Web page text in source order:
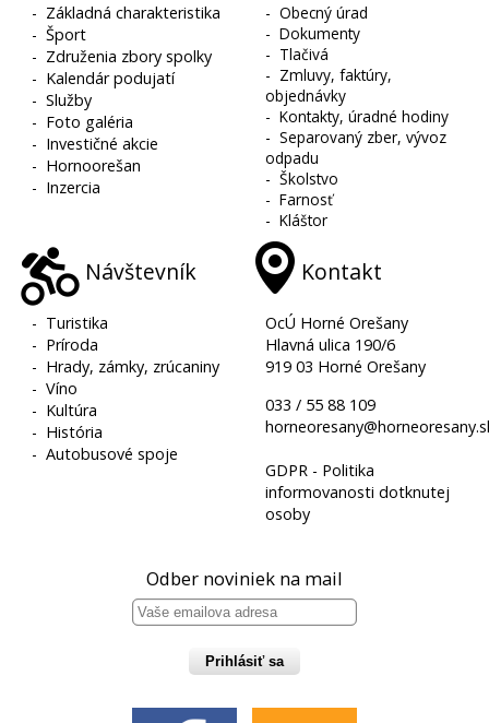
- Základná charakteristika
-Šport
- Združenia zbory spolky
- Kalendár podujatí
-Služby
- Foto galéria
- Investičné akcie
- Hornoorešan
- Inzercia
-Obecný úrad
-Dokumenty
- Tlačivá
- Zmluvy, faktúry,
objednávky
-Kontakty, úradné hodiny
-Separovaný zber, vývoz
odpadu
-Školstvo
-Farnosť
-Kláštor
Návštevník
- Turistika
- Príroda
- Hrady, zámky, zrúcaniny
-Víno
- Kultúra
- História
-Autobusové spoje
Kontakt
OcÚ Horné Orešany
Hlavná ulica 190/6
919 03 Horné Orešany
033 / 55 88 109
GDPR - Politika
informovanosti dotknutej
osoby
Odber noviniek na mail
Prihlásiť sa